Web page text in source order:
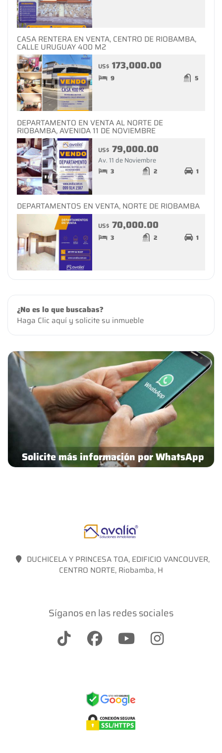
CASA RENTERA EN VENTA, CENTRO DE RIOBAMBA,
CALLE URUGUAY 400 M2
US$ 173,000.00
9 5
DEPARTAMENTO EN VENTA AL NORTE DE
RIOBAMBA, AVENIDA 11 DE NOVIEMBRE
US$ 79,000.00
Av. 11 de Noviembre
3 2 1
DEPARTAMENTOS EN VENTA, NORTE DE RIOBAMBA
US$ 70,000.00
3 2 1
¿No es lo que buscabas?
Haga Clic aquí y solicite su inmueble
Solicite más información por WhatsApp
DUCHICELA Y PRINCESA TOA, EDIFICIO VANCOUVER,
CENTRO NORTE, Riobamba, H
Síganos en las redes sociales